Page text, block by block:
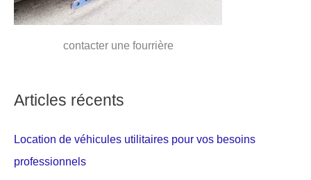
contacter une fourrière
Articles récents
Location de véhicules utilitaires pour vos besoins
professionnels